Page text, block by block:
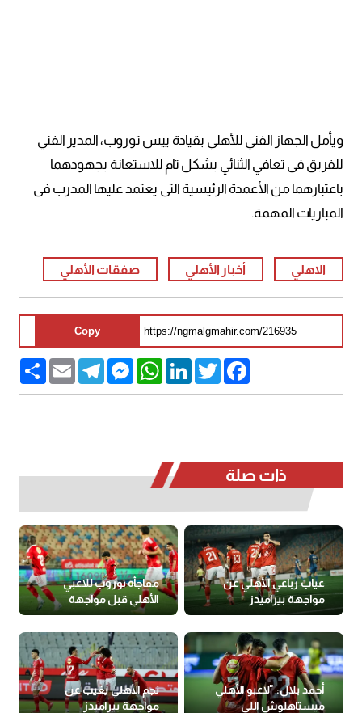
ويأمل الجهاز الفني للأهلي بقيادة ييس توروب، المدير الفني
للفريق فى تعافي الثنائي بشكل تام للاستعانة بجهودهما
باعتبارهما من الأعمدة الرئيسية التى يعتمد عليها المدرب فى
المباريات المهمة.
الاهلي أخبار الأهلي صفقات الأهلي
Copy
Share Email
TelegramMessengerWhatsAppLinkedInTwitter
Facebook
ذات صلة
غياب رباعي الأهلي عن
مواجهة بيراميدز
مفاجأة توروب للاعبي
الأهلي قبل مواجهة
بيراميدز
أحمد بلال: "لاعبو الأهلي
ميستاهلوش اللي
نجم الأهلي يغيب عن
مواجهة بيراميدز